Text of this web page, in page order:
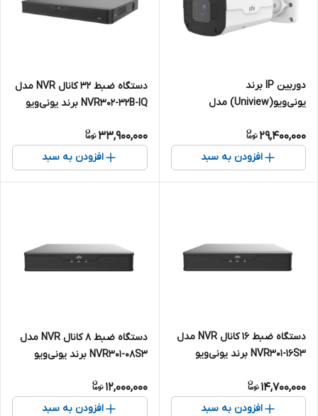
دوربین IP برند
یونی‌ویو(Uniview) مدل
مگاپیکسل
29,400,000
افزودن به سبد
دستگاه ضبط 32 کانال NVR مدل
NVR302-32B-IQ برند یونی‌ویو
33,900,000
افزودن به سبد
دستگاه ضبط 16 کانال NVR مدل
NVR301-16S3 برند یونی‌ویو
14,700,000
افزودن به سبد
دستگاه ضبط 8 کانال NVR مدل
NVR301-08S3 برند یونی‌ویو
12,000,000
افزودن به سبد